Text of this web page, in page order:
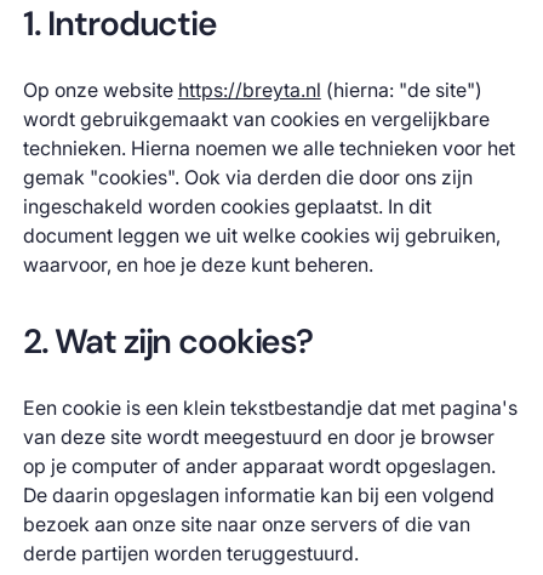
1. Introductie
Op onze website https://breyta.nl (hierna: "de site")
wordt gebruikgemaakt van cookies en vergelijkbare
technieken. Hierna noemen we alle technieken voor het
gemak "cookies". Ook via derden die door ons zijn
ingeschakeld worden cookies geplaatst. In dit
document leggen we uit welke cookies wij gebruiken,
waarvoor, en hoe je deze kunt beheren.
2. Wat zijn cookies?
Een cookie is een klein tekstbestandje dat met pagina's
van deze site wordt meegestuurd en door je browser
op je computer of ander apparaat wordt opgeslagen.
De daarin opgeslagen informatie kan bij een volgend
bezoek aan onze site naar onze servers of die van
derde partijen worden teruggestuurd.